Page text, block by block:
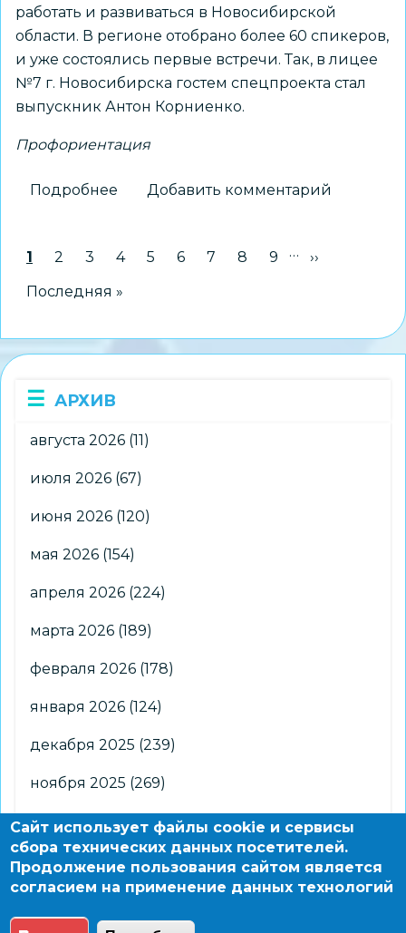
работать и развиваться в Новосибирской
области. В регионе отобрано более 60 спикеров,
и уже состоялись первые встречи. Так, в лицее
№7 г. Новосибирска гостем спецпроекта стал
выпускник Антон Корниенко.
Профориентация
Подробнее
поделятся
школьниками
Добавить комментарий
Нумерация
Текущая страница
1 Страница
2 Страница
3 Страница
4 Страница
5 Страница
6 Страница
7 Страница
8 Страница
9 … Следующая
››
Последняя страница
Последняя »
АРХИВ
августа 2026 (11)
июля 2026 (67)
июня 2026 (120)
мая 2026 (154)
апреля 2026 (224)
марта 2026 (189)
февраля 2026 (178)
января 2026 (124)
декабря 2025 (239)
ноября 2025 (269)
октября 2025(266)
сентября 2025 (176)
августа 2025 (2)
Сайт использует файлы cookie и сервисы
сбора технических данных посетителей.
Продолжение пользования сайтом является
согласием на применение данных технологий